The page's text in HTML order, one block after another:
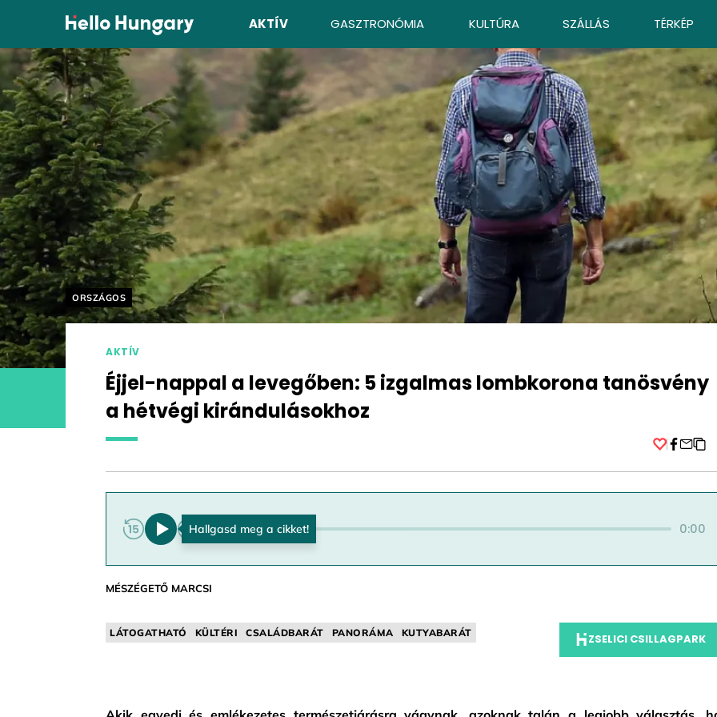
Ugrás a tartalomhoz AKTÍV GASZTRONÓMIA KULTÚRA SZÁLLÁS TÉRKÉP
Helyszín címkék:
ORSZÁGOS
AKTÍV
Éjjel-nappal a levegőben: 5 izgalmas lombkorona tanösvény
a hétvégi kirándulásokhoz
0:00 0:00
MÉSZÉGETŐ MARCSI
LÁTOGATHATÓ KÜLTÉRI CSALÁDBARÁT PANORÁMA KUTYABARÁT ZSELICI CSILLAGPARK